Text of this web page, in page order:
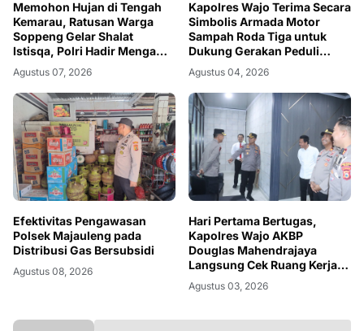
Memohon Hujan di Tengah
Kemarau, Ratusan Warga
Soppeng Gelar Shalat
Istisqa, Polri Hadir Mengawal
dan Menguatkan
Kebersamaan
Agustus 07, 2026
Kapolres Wajo Terima Secara
Simbolis Armada Motor
Sampah Roda Tiga untuk
Dukung Gerakan Peduli
Lingkungan
Agustus 04, 2026
Efektivitas Pengawasan
Polsek Majauleng pada
Distribusi Gas Bersubsidi
Agustus 08, 2026
Hari Pertama Bertugas,
Kapolres Wajo AKBP
Douglas Mahendrajaya
Langsung Cek Ruang Kerja
dan Tahanan
Agustus 03, 2026